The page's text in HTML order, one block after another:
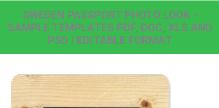
SWEDEN PASSPORT PHOTO LOOK -
SAMPLE TEMPLATES PDF, DOC, XLS AND
PSD | EDITABLE FORMAT